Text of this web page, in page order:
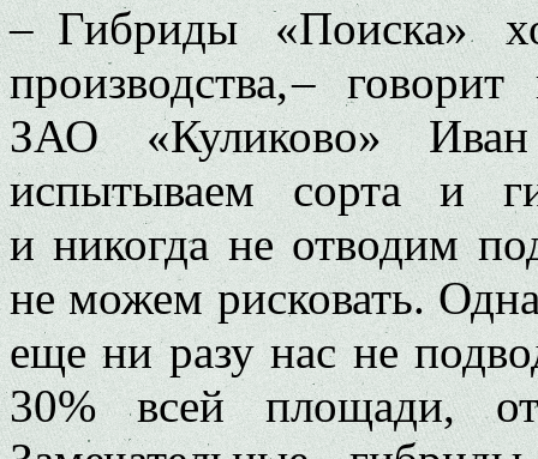
– Гибриды «Поиска»
производства, –
ЗАО «Куликово»
испытываем сорта и
и никогда не отводим
не можем рисковать.
еще ни разу нас не
30% всей площади,